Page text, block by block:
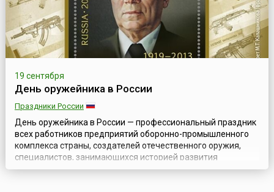
19 сентября
День оружейника в России
Праздники России
День оружейника в России — профессиональный праздник
всех работников предприятий оборонно-промышленного
комплекса страны, создателей отечественного оружия,
специалистов, занимающихся историей развития
оружейного дела, сохранением и приумножением славных